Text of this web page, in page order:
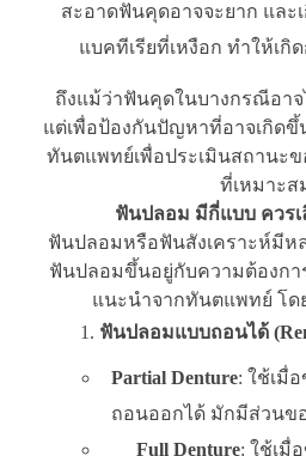
สะอาดฟันคุดอาจจะยาก และ
แบคทีเรียที่เหงือก ทำให้เกิ
ถึงแม้ว่าฟันคุดในบางกรณีอา
แต่เพื่อป้องกันปัญหาที่อาจเกิด
ทันตแพทย์เพื่อประเมินสถานะ
ที่เหมาะส
ฟันปลอม มีกี่แบบ ควร
ฟันปลอมหรือฟันสังเคราะห์มีห
ฟันปลอมขึ้นอยู่กับความต้องกา
แนะนำจากทันตแพทย์ โด
ฟันปลอมแบบถอนได้
Partial Denture: ใช้เมื่
ถอนออกได้ มักมีส่วนข
Full Denture: ใช้เมื่